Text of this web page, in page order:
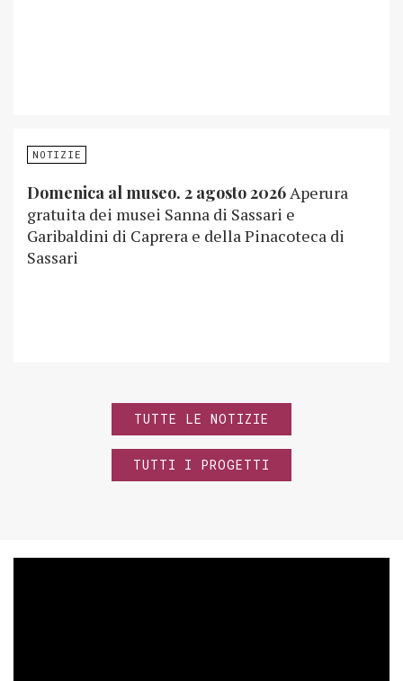
NOTIZIE
Domenica al museo. 2 agosto 2026Aperura
gratuita dei musei Sanna di Sassari e
Garibaldini di Caprera e della Pinacoteca di
Sassari
TUTTE LE NOTIZIE
TUTTI I PROGETTI